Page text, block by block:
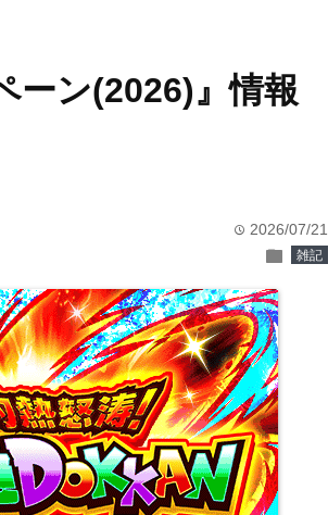
ーン(2026)』情報
time 2026/07/21
folder 雑記